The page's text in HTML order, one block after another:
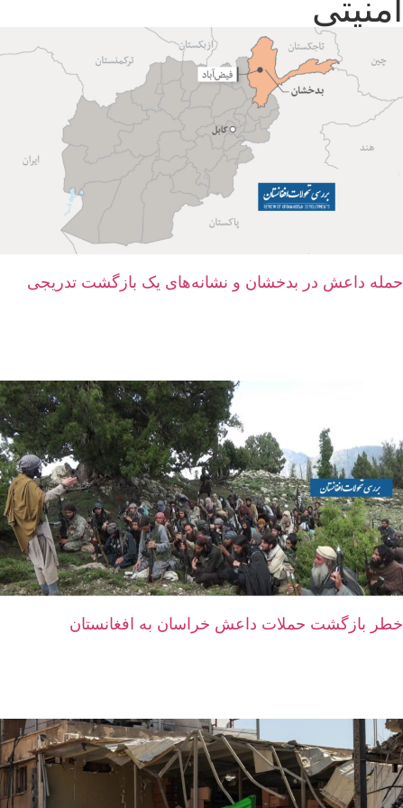
حمله داعش در بدخشان و نشانه‌های یک بازگشت تدریجی
خطر بازگشت حملات داعش خراسان به افغانستان